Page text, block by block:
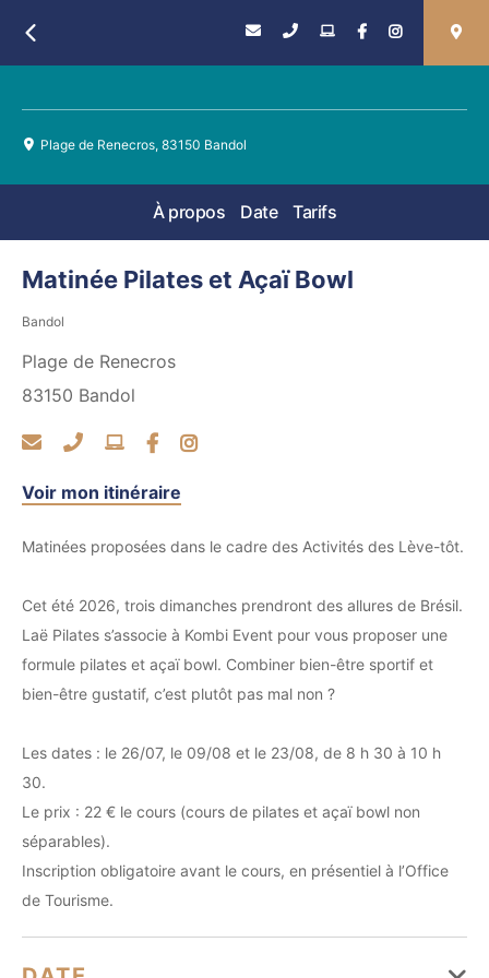
Plage de Renecros, 83150 Bandol
À propos Date Tarifs
Matinée Pilates et Açaï Bowl
Bandol
Plage de Renecros
83150 Bandol
Voir mon itinéraire
Matinées proposées dans le cadre des Activités des Lève-tôt.
Cet été 2026, trois dimanches prendront des allures de Brésil.
Laë Pilates s’associe à Kombi Event pour vous proposer une
formule pilates et açaï bowl. Combiner bien-être sportif et
bien-être gustatif, c’est plutôt pas mal non ?
Les dates : le 26/07, le 09/08 et le 23/08, de 8 h 30 à 10 h
30.
Le prix : 22 € le cours (cours de pilates et açaï bowl non
séparables).
Inscription obligatoire avant le cours, en présentiel à l’Office
de Tourisme.